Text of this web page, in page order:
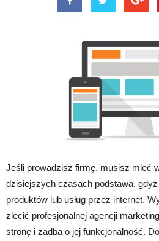
Jeśli prowadzisz firmę, musisz mieć
dzisiejszych czasach podstawa,
produktów lub usług przez internet.
zlecić profesjonalnej agencji
stronę i zadba o jej funkcjonalność.